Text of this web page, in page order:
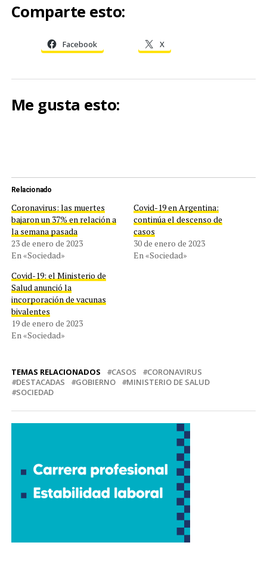
Comparte esto:
Facebook X
Me gusta esto:
Relacionado
Coronavirus: las muertes
bajaron un 37% en relación a
la semana pasada
23 de enero de 2023
En «Sociedad»
Covid-19 en Argentina:
continúa el descenso de
casos
30 de enero de 2023
En «Sociedad»
Covid-19: el Ministerio de
Salud anunció la
incorporación de vacunas
bivalentes
19 de enero de 2023
En «Sociedad»
TEMAS RELACIONADOS CASOS
CORONAVIRUS
DESTACADAS
GOBIERNO
MINISTERIO DE SALUD
SOCIEDAD